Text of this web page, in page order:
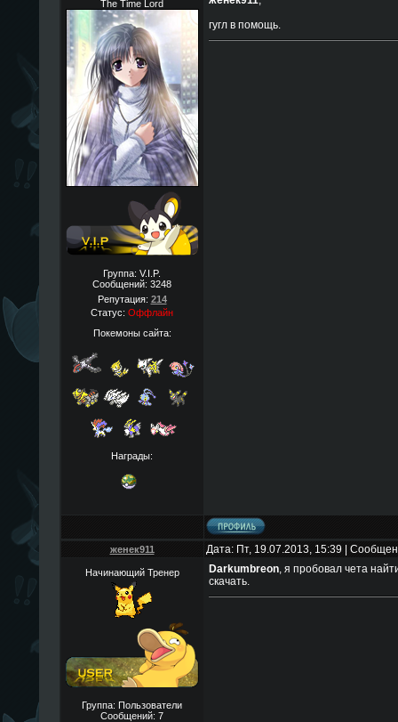
The Time Lord
Группа: V.I.P.
Сообщений: 3248
Репутация: 214
Статус: Оффлайн
Покемоны сайта:
Награды:
гугл в помощь.
женек911 Дата: Пт, 19.07.2013, 15:39 |
Начинающий Тренер
Группа: Пользователи
Сообщений: 7
Darkumbreon, я пробовал чета
скачать.